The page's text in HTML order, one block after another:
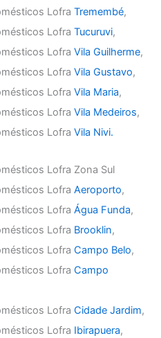
LofraTremembé,
LofraTucuruvi,
LofraVila Guilherme,
LofraVila Gustavo,
LofraVila Maria,
LofraVila Medeiros,
LofraVila Nivi.
Lofra Zona Sul
LofraAeroporto,
LofraÁgua Funda,
Lofra Brooklin,
LofraCampo Belo,
LofraCampo
LofraCidade Jardim,
Lofra Ibirapuera,